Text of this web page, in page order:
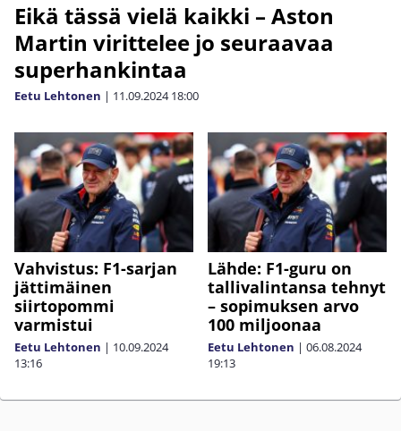
Eikä tässä vielä kaikki – Aston
Martin virittelee jo seuraavaa
superhankintaa
Eetu Lehtonen | 11.09.2024 18:00
Vahvistus: F1-sarjan
jättimäinen
siirtopommi
varmistui
Eetu Lehtonen | 10.09.2024
13:16
Lähde: F1-guru on
tallivalintansa tehnyt
– sopimuksen arvo
100 miljoonaa
Eetu Lehtonen | 06.08.2024
19:13